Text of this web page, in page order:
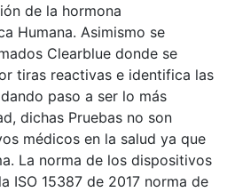
de la hormona
Humana. Asimismo se
Clearblue donde se
tiras reactivas e identifica las
paso a ser lo más
dichas Pruebas no son
médicos en la salud ya que
La norma de los dispositivos
ISO 15387 de 2017 norma de